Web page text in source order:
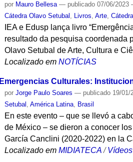
por Mauro Bellesa — publicado 07/06/2023
Cátedra Olavo Setubal , Livros,Arte,
IEA e Edusp lança livro
resultado da pesquisa coordenada
Olavo Setubal de Arte, Cultura e
Localizado em NOTÍCIAS
Emergencias Culturales:
porJorge Paulo Soares — publicado 19/
Setubal
,América Latina Brasil
En este evento – que se llevó a
de México – se dieron a conocer
García Canclini (2020-2022) en la
Localizado em MIDIATECA /Vídeos